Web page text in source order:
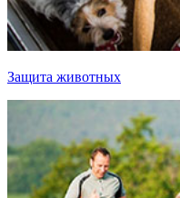
Защита животных